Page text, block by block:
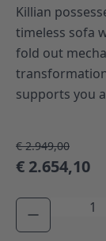
Killian
timeless sofa
fold out
supports you
€ 2.949,00
€ 2.654,10
Aantal